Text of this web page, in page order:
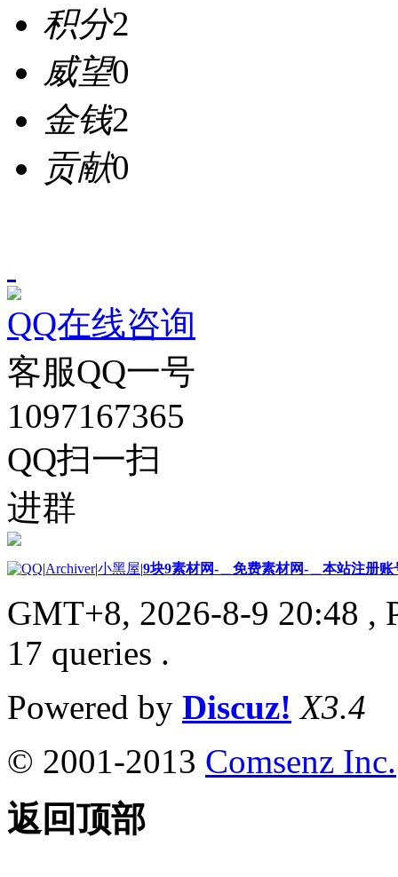
积分2
威望0
金钱2
贡献0
QQ在线咨询
客服QQ一号
1097167365
QQ扫一扫
进群
|Archiver|小黑屋|9块9素材网-＿免费素材网-＿本站注册账
GMT+8, 2026-8-9 20:48 ,
17 queries .
Powered by Discuz! X3.4
© 2001-2013 Comsenz Inc.
返回顶部